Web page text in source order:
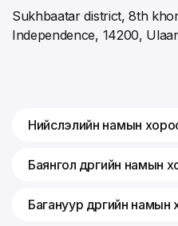
Sukhbaatar district, 8th
Independence, 14200,
Нийслэлийн намын
Баянгол дүүргийн намын
Багануур дүүргийн намын